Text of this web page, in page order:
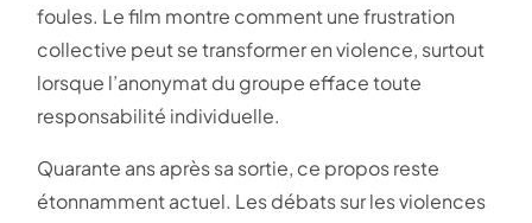
foules. Le film montre comment une frustration
collective peut se transformer en violence, surtout
lorsque l’anonymat du groupe efface toute
responsabilité individuelle.
Quarante ans après sa sortie, ce propos reste
étonnamment actuel. Les débats sur les violences